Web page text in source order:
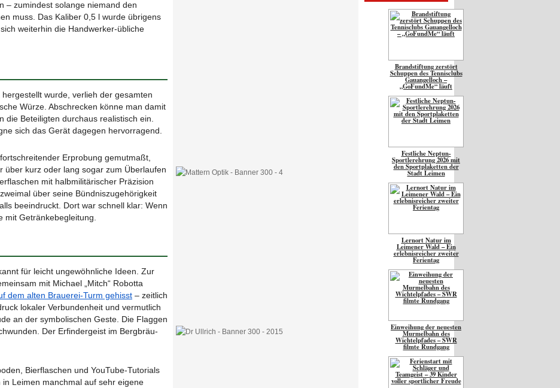
– zumindest solange niemand den
muss. Das Kaliber 0,5 l wurde übrigens
weiterhin die Handwerker-übliche
wurde, verlieh der gesamten
Würze. Abschrecken könne man damit
die Beteiligten durchaus realistisch ein.
sich das Gerät dagegen hervorragend.
Erprobung gemutmaßt,
über kurz oder lang sogar zum Überlaufen
mit halbmilitärischer Präzision
über seine Bündniszugehörigkeit
beeindruckt. Dort war schnell klar: Wenn
mit Getränkebegleitung.
für leicht ungewöhnliche Ideen. Zur
mit Michael „Mitch“ Robotta
dem alten Brauerei-Turm gehisst – zeitlich
lokaler Verbundenheit und vermutlich
an der symbolischen Geste. Die Flaggen
Der Erfindergeist im Bergbräu-
Bierflaschen und YouTube-Tutorials
Leimen manchmal auf sehr eigene
Brandstiftung zerstört
Schuppen des Tennisclubs
Gauangelloch –
„GoFundMe“ läuft
Festliche Neptun-
Sportlerehrung 2026 mit
den Sportplaketten der
Stadt Leimen
Lernort Natur im
Leimener Wald – Ein
erlebnisreicher zweiter
Ferientag
Einweihung der neuesten
Murmelbahn des
Wichtelpfades – SWR
filmte Rundgang